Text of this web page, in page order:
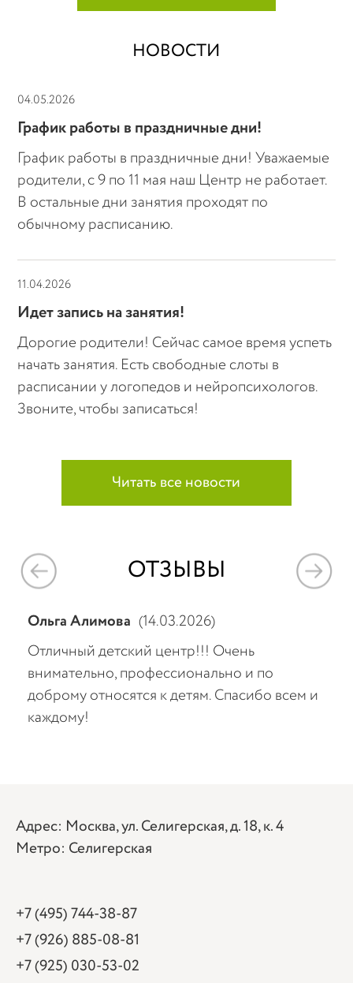
НОВОСТИ
04.05.2026
График работы в праздничные дни!
График работы в праздничные дни! Уважаемые
родители, с 9 по 11 мая наш Центр не работает.
В остальные дни занятия проходят по
обычному расписанию.
11.04.2026
Идет запись на занятия!
Дорогие родители! Сейчас самое время успеть
начать занятия. Есть свободные слоты в
расписании у логопедов и нейропсихологов.
Звоните, чтобы записаться!
Читать все новости
ОТЗЫВЫ
Ольга Алимова (14.03.2026)
Отличный детский центр!!! Очень
внимательно, профессионально и по
доброму относятся к детям. Спасибо всем и
каждому!
Адрес: Москва, ул. Селигерская, д. 18, к. 4
Метро: Селигерская
+7 (495) 744-38-87
+7 (926) 885-08-81
+7 (925) 030-53-02